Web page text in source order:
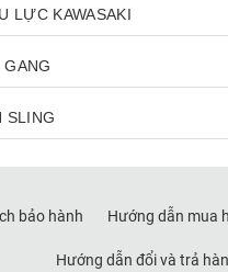
LỰC KAWASAKI
SLING
bảo hành Hướng dẫn mua
Hướng dẫn đổi và trả